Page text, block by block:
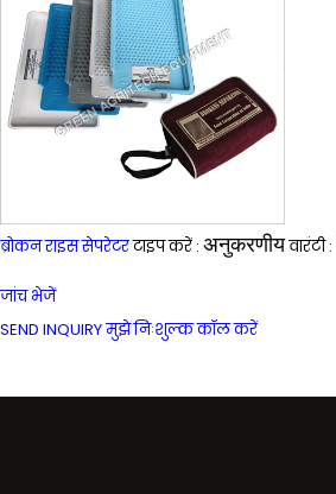
ब्रोकन राइस सेपरेटरटाइप करें : अनुकरणीयवारंटी :
जांच भेजें
SEND INQUIRYमुझे निःशुल्क कॉल करें